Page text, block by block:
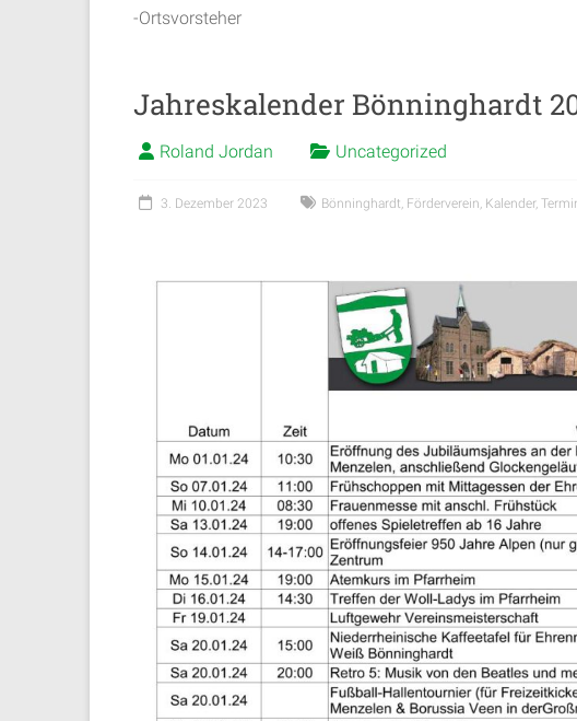
-Ortsvorsteher
Jahreskalender Bönninghardt
Roland Jordan Uncategorized
3. Dezember 2023 Bönninghardt, Förderverein, Kalender,